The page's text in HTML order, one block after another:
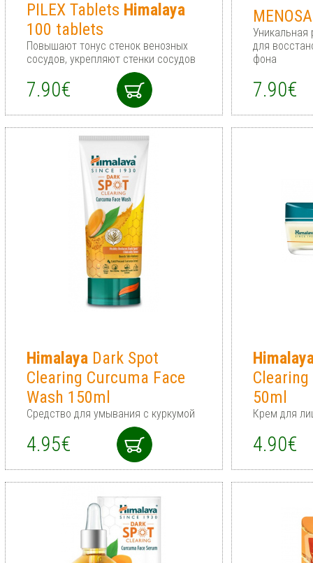
PILEX Tablets Himalaya
100 tablets
Повышают тонус стенок венозных
сосудов, укрепляют стенки сосудов
7.90€
Уникальная
для
фона
7.90€
HimalayaDark Spot
Clearing Curcuma Face
Wash 150ml
Средство для умывания с куркумой
4.95€
50ml
Крем для
4.90€